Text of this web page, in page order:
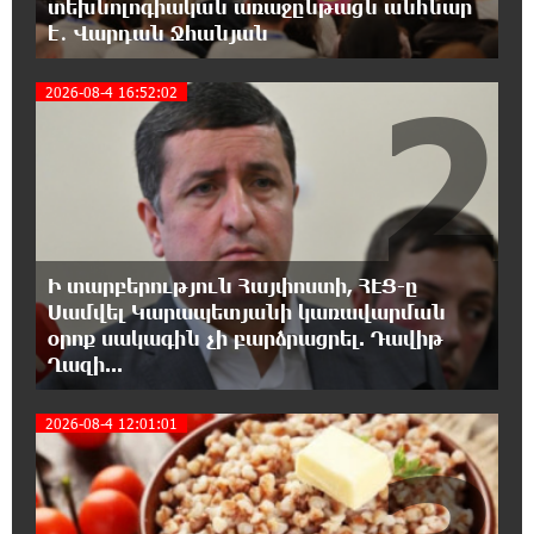
ունեցող անձանց միջազգային մարզական
փառատոն
18:02:58 8-08-2026
Դմիտրի Մեդվեդև. Արևմուտքի
քաղաքականությունը Հայաստանի
նկատմամբ կրկնում է վրացական սցենարը
17:36:59 8-08-2026
Ադրբեջանցիների բնակեցումը
Հայաստանում լուրջ վտանգներ է
պարունակում. Ավետիք Չալաբյան
17:28:45 8-08-2026
WCC-ն արձագանքել է Հայ Եկեղեցու շուրջ
ստեղծված իրավիճակին
16:58:38 8-08-2026
տեխնոլոգիական առաջընթացն անհնար
է․ Վարդան Ջհանյան
2026-08-4 16:52:02
Ի տարբերություն Հայփոստի, ՀԷՑ-ը
Սամվել Կարապետյանի կառավարման
օրոք սակագին չի բարձրացրել. Դավիթ
Ղազի...
2
2026-08-4 12:01:01